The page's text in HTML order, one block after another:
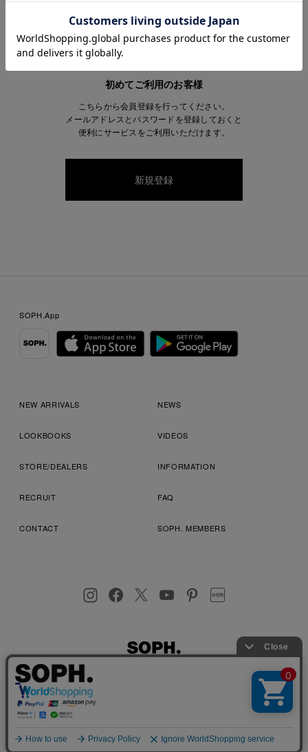
初めてご利用のお客様
こちらから会員登録を行ってください。
メールアドレスとパスワードを登録しておくと
便利にサービスをご利用いただけます。
SOPH.App
NEW ARRIVALS NEWS
LOOKBOOKS VIDEOS
STORE/DEALERS INFORMATION
RECRUIT FAQ
CONTACT SOPH. MEMBERS
プライバシーポリシー
店舗受取サービス
お客様により良いサービスを提供するため、cookie(クッキー)を
使用することがございます。 詳しくは
プライバシーポリシーを
ご確認ください。
OK